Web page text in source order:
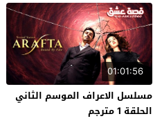
01:01:56
مسلسل الاعراف الموسم الثاني
الحلقة 1 مترجم